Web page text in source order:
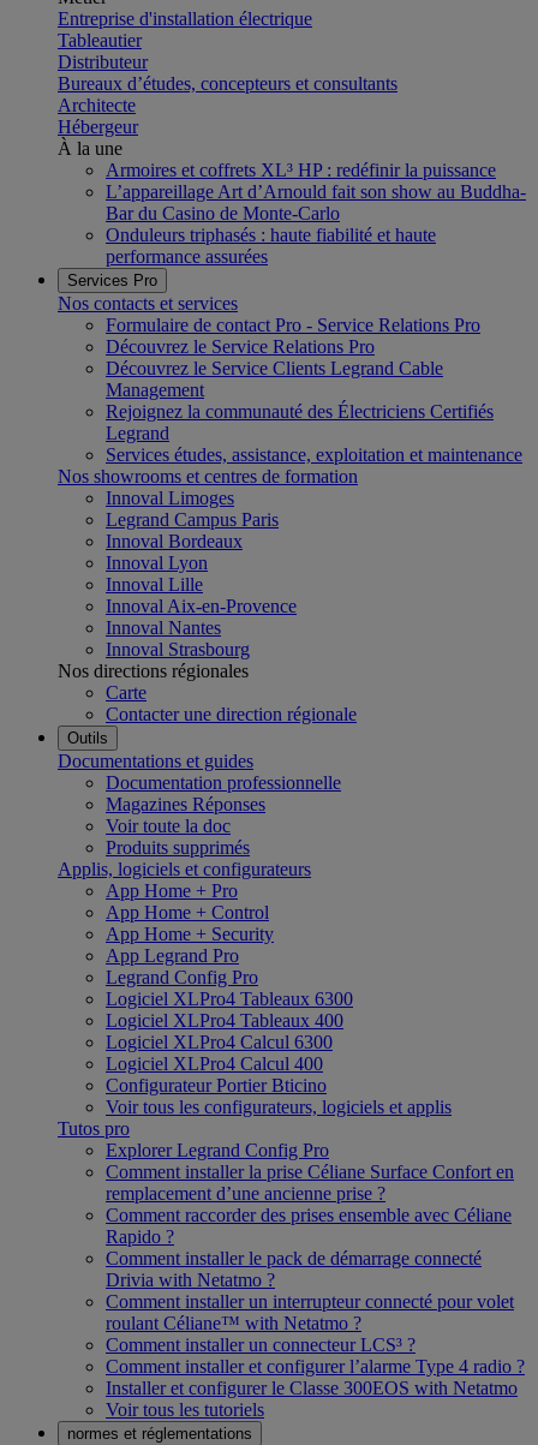
Entreprise d'installation électrique
Tableautier
Distributeur
Bureaux d’études, concepteurs et consultants
Architecte
Hébergeur
À la une
Armoires et coffrets XL³ HP : redéfinir la puissance
L’appareillage Art d’Arnould fait son show au Buddha-
Bar du Casino de Monte-Carlo
Onduleurs triphasés : haute fiabilité et haute
performance assurées
Services Pro
Nos contacts et services
Formulaire de contact Pro - Service Relations Pro
Découvrez le Service Relations Pro
Découvrez le Service Clients Legrand Cable
Management
Rejoignez la communauté des Électriciens Certifiés
Legrand
Services études, assistance, exploitation et maintenance
Nos showrooms et centres de formation
Innoval Limoges
Legrand Campus Paris
Innoval Bordeaux
Innoval Lyon
Innoval Lille
Innoval Aix-en-Provence
Innoval Nantes
Innoval Strasbourg
Nos directions régionales
Carte
Contacter une direction régionale
Outils
Documentations et guides
Documentation professionnelle
Magazines Réponses
Voir toute la doc
Produits supprimés
Applis, logiciels et configurateurs
App Home + Pro
App Home + Control
App Home + Security
App Legrand Pro
Legrand Config Pro
Logiciel XLPro4 Tableaux 6300
Logiciel XLPro4 Tableaux 400
Logiciel XLPro4 Calcul 6300
Logiciel XLPro4 Calcul 400
Configurateur Portier Bticino
Voir tous les configurateurs, logiciels et applis
Tutos pro
Explorer Legrand Config Pro
Comment installer la prise Céliane Surface Confort en
remplacement d’une ancienne prise ?
Comment raccorder des prises ensemble avec Céliane
Rapido ?
Comment installer le pack de démarrage connecté
Drivia with Netatmo ?
Comment installer un interrupteur connecté pour volet
roulant Céliane™ with Netatmo ?
Comment installer un connecteur LCS³ ?
Comment installer et configurer l’alarme Type 4 radio ?
Installer et configurer le Classe 300EOS with Netatmo
Voir tous les tutoriels
normes et réglementations